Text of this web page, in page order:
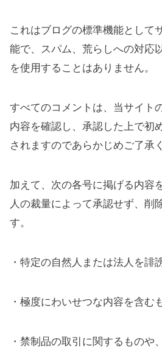
これはブログの標準機能として
能で、スパム、荒らしへの対応
を使用することはありません。
すべてのコメントは、当サイト
内容を確認し、承認した上で初
されますのであらかじめご了承
加えて、次の各号に掲げる内容
人の裁量によって承認せず、削
す。
・特定の自然人または法人を誹
・極度にわいせつな内容を含む
・禁制品の取引に関するものや